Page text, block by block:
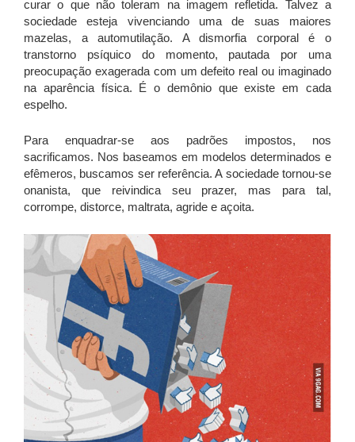
curar o que não toleram na imagem refletida. Talvez a
sociedade esteja vivenciando uma de suas maiores
mazelas, a automutilação. A dismorfia corporal é o
transtorno psíquico do momento, pautada por uma
preocupação exagerada com um defeito real ou imaginado
na aparência física. É o demônio que existe em cada
espelho.
Para enquadrar-se aos padrões impostos, nos
sacrificamos. Nos baseamos em modelos determinados e
efêmeros, buscamos ser referência. A sociedade tornou-se
onanista, que reivindica seu prazer, mas para tal,
corrompe, distorce, maltrata, agride e açoita.